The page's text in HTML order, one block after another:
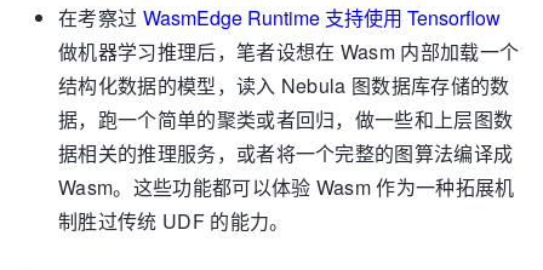
在考察过 WasmEdge Runtime 支持使用 Tensorflow
做机器学习推理后，笔者设想在 Wasm 内部加载一个
结构化数据的模型，读入 Nebula 图数据库存储的数
据，跑一个简单的聚类或者回归，做一些和上层图数
据相关的推理服务，或者将一个完整的图算法编译成
Wasm。这些功能都可以体验 Wasm 作为一种拓展机
制胜过传统 UDF 的能力。